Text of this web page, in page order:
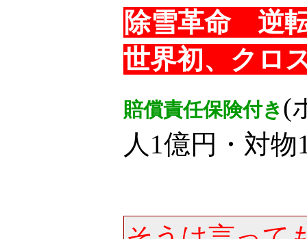
除雪革命 逆
世界初、クロ
賠償責任保険付き(
人1億円・対物